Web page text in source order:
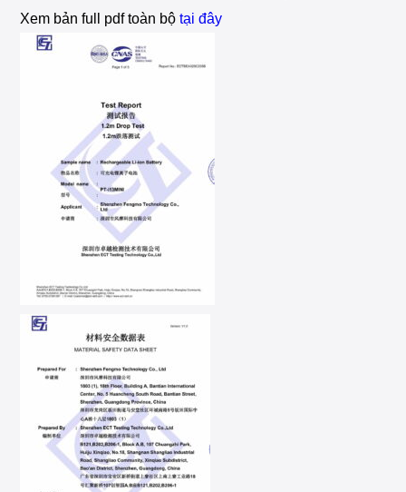
Xem bản full pdf toàn bộtại đây